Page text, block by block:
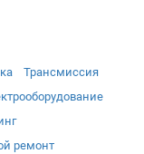
Трансмиссия
ремонт